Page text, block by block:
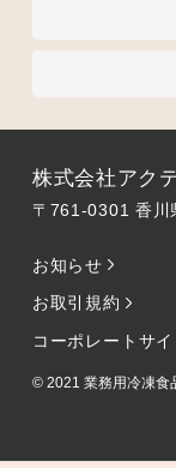
株式会社アク
〒761-0301 香川
お知らせ
お取引規約
コーポレートサイ
© 2021 業務用冷凍食